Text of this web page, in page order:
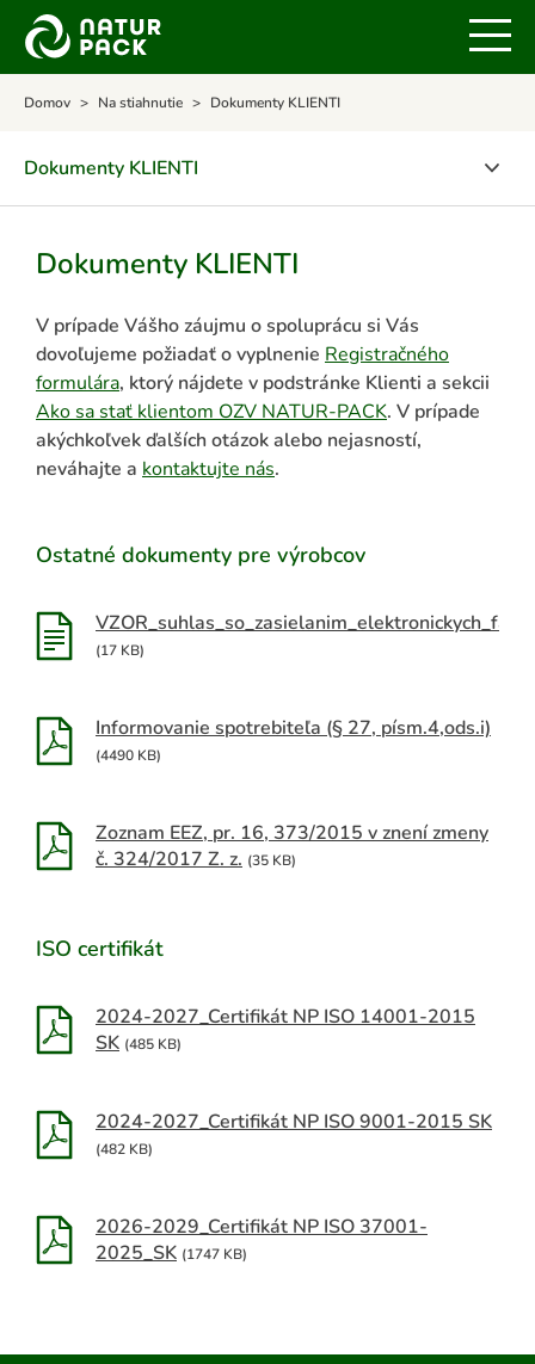
Domov Na stiahnutie Dokumenty KLIENTI
Dokumenty KLIENTI
Legislatíva odpadového hospodárstva
Dokumenty KLIENTI
Dokumenty OBCE
Dokumenty VEREJNOSŤ
Štatúty súťaží pre verejnosť
Knižnica pre výrobcov
Dokumenty KLIENTI
V prípade Vášho záujmu o spoluprácu si Vás
dovoľujeme požiadať o vyplnenie Registračného
formulára, ktorý nájdete v podstránke Klienti a sekcii
Ako sa stať klientom OZV NATUR-PACK. V prípade
akýchkoľvek ďalších otázok alebo nejasností,
neváhajte a kontaktujte nás.
Ostatné dokumenty pre výrobcov
(17 KB)
Informovanie spotrebiteľa (§ 27, písm.4,ods.i)
(4490 KB)
Zoznam EEZ, pr. 16, 373/2015 v znení zmeny
č. 324/2017 Z. z. (35 KB)
ISO certifikát
2024-2027_Certifikát NP ISO 14001-2015
SK (485 KB)
2024-2027_Certifikát NP ISO 9001-2015 SK
(482 KB)
2026-2029_Certifikát NP ISO 37001-
2025_SK (1747 KB)